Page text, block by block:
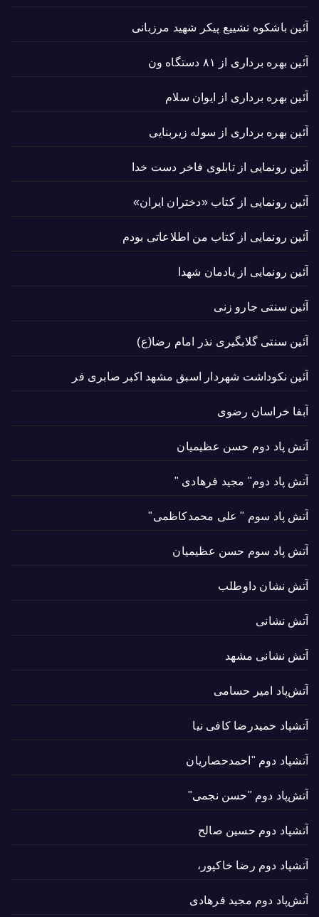
آئین باشکوه تشییع پیکر شهید مرزبانی
آئین بهره برداری از ۸۱ دستگاه ون
آئین بهره برداری از ایوان سلام
آئین بهره برداری از سوله زیربنایی
آئین رونمایی از تابلوی فاخر دست خدا
آئین رونمایی از کتاب «دختران ایران»
آئین رونمایی از کتاب من اطلاعاتی بودم
آئین رونمایی از یادمان شهدا
آئین سنتی جارو زنی
آئین سنتی گلابگیری نذر امام رضا(ع)
آئین نکوداشت شهردار اسبق مشهد اکبر صابری فر
آبفا خراسان رضوی
آتش پاد دوم حسن عظیمیان
آتش پاد دوم" مجید فرهادی "
آتش پاد سوم " علی محمدکاظمی"
آتش پاد سوم حسن عظیمیان
آتش نشان داوطلب
آتش نشانی
آتش نشانی مشهد
آتش‌پاد امیر حسامی
آتشپاد حميدرضا کافی نیا
آتشپاد دوم "احمدحصاریان
آتش‌پاد دوم "حسن نجمی"
آتشپاد دوم حسین صالح
آتشپاد دوم رضا خاکپور،
آتش‌پاد دوم مجید فرهادی